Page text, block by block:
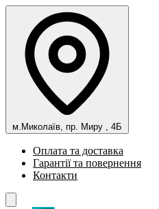
м.Миколаїв, пр. Миру , 4Б
Оплата та доставка
Гарантії та повернення
Контакти